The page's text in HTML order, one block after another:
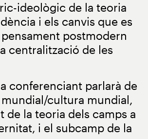
ideològic de la teoria
i els canvis que es
postmodern
centralització de les
conferenciant parlarà de
cultura mundial,
de la teoria dels camps a
i el subcamp de la